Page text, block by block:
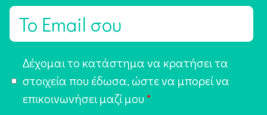
E
π
Δέχομαι το κατάστημα να κρατήσει τα
στοιχεία που έδωσα, ώστε να μπορεί να
επικοινωνήσει μαζί μου *